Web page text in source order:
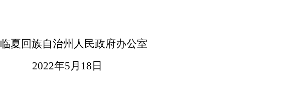
临夏回族自治州人民政府办公室
2022年5月18日